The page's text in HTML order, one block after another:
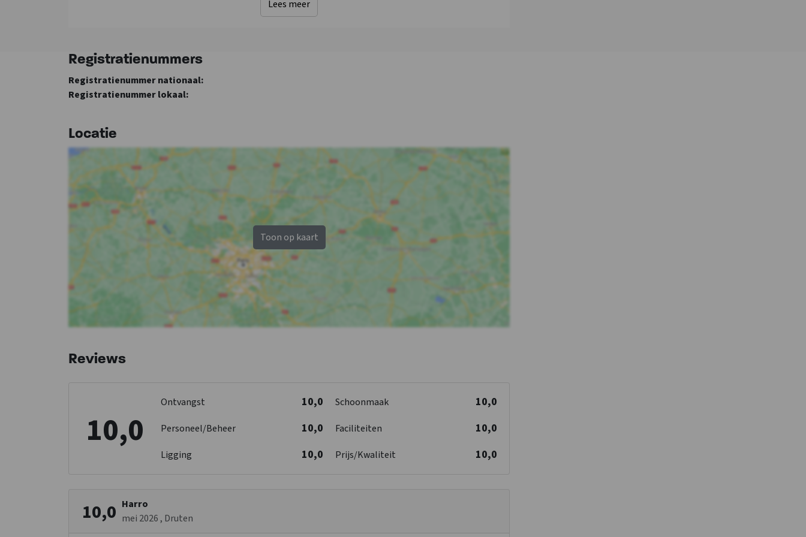
Oven
Vriezer
Vaatwasser
Magnetron
Kinderbox
Lees meer
Registratienummers
Registratienummer nationaal:
Registratienummer lokaal:
Locatie
Toon op kaart
Reviews
10,0
Ontvangst 10,0 Schoonmaak 10,0
Personeel/Beheer 10,0 Faciliteiten 10,0
Ligging 10,0 Prijs/Kwaliteit 10,0
10,0 Harro
mei 2026, Druten